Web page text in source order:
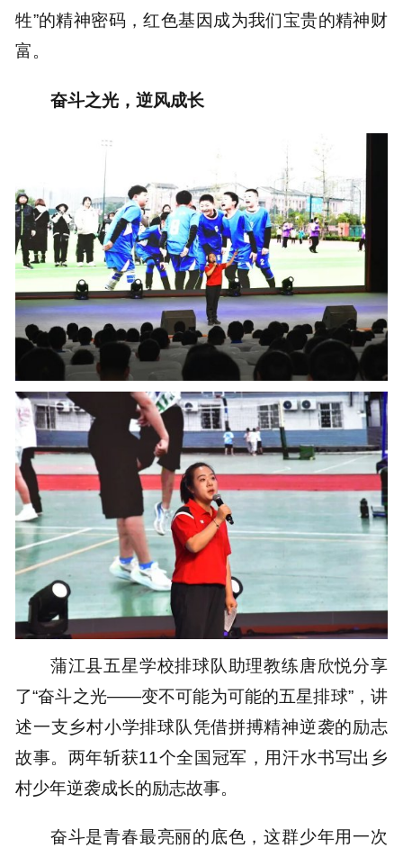
牲”的精神密码，红色基因成为我们宝贵的精神财
富。
奋斗之光，逆风成长
蒲江县五星学校排球队助理教练唐欣悦分享
了“奋斗之光——变不可能为可能的五星排球”，讲
述一支乡村小学排球队凭借拼搏精神逆袭的励志
故事。两年斩获11个全国冠军，用汗水书写出乡
村少年逆袭成长的励志故事。
奋斗是青春最亮丽的底色，这群少年用一次